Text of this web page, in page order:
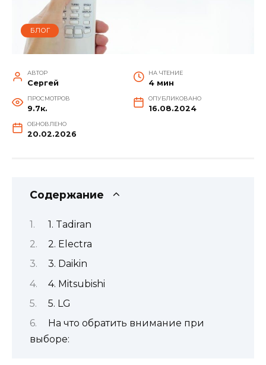
БЛОГ
АВТОР
Сергей
НА ЧТЕНИЕ
4 мин
ПРОСМОТРОВ
9.7к.
ОПУБЛИКОВАНО
16.08.2024
ОБНОВЛЕНО
20.02.2026
Содержание
1. Tadiran
2. Electra
3. Daikin
4. Mitsubishi
5. LG
На что обратить внимание при
выборе: